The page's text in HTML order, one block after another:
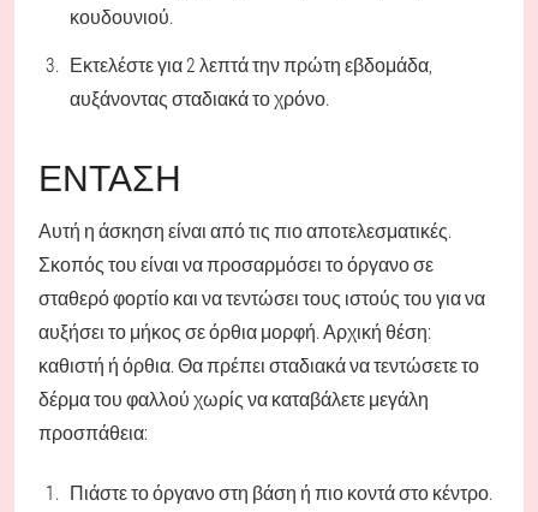
κουδουνιού.
Εκτελέστε για 2 λεπτά την πρώτη εβδομάδα,
αυξάνοντας σταδιακά το χρόνο.
ΈΝΤΑΣΗ
Αυτή η άσκηση είναι από τις πιο αποτελεσματικές.
Σκοπός του είναι να προσαρμόσει το όργανο σε
σταθερό φορτίο και να τεντώσει τους ιστούς του για να
αυξήσει το μήκος σε όρθια μορφή. Αρχική θέση:
καθιστή ή όρθια. Θα πρέπει σταδιακά να τεντώσετε το
δέρμα του φαλλού χωρίς να καταβάλετε μεγάλη
προσπάθεια:
Πιάστε το όργανο στη βάση ή πιο κοντά στο κέντρο.